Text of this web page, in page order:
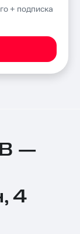
+ подписка
—
4